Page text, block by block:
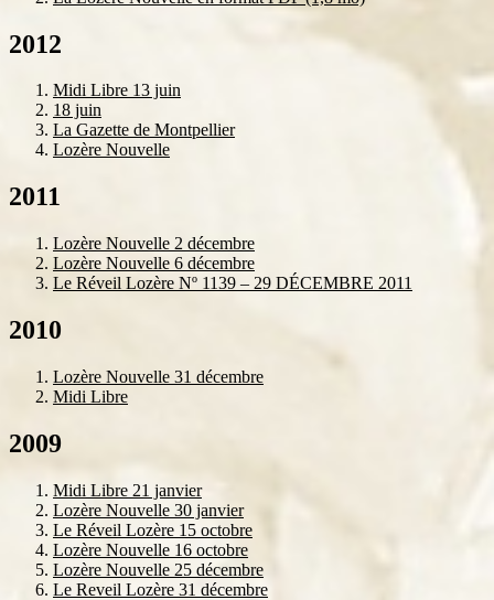
2012
Midi Libre 13 juin
18 juin
La Gazette de Montpellier
Lozère Nouvelle
2011
Lozère Nouvelle 2 décembre
Lozère Nouvelle 6 décembre
Le Réveil Lozère Nº 1139 – 29 DÉCEMBRE 2011
2010
Lozère Nouvelle 31 décembre
Midi Libre
2009
Midi Libre 21 janvier
Lozère Nouvelle 30 janvier
Le Réveil Lozère 15 octobre
Lozère Nouvelle 16 octobre
Lozère Nouvelle 25 décembre
Le Reveil Lozère 31 décembre